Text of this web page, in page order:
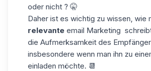
oder nicht ? 🤫
Daher ist es wichtig zu wissen, wie
relevante email Marketing
die Aufmerksamkeit des
insbesondere wenn man ihn zu
einladen möchte. 📆